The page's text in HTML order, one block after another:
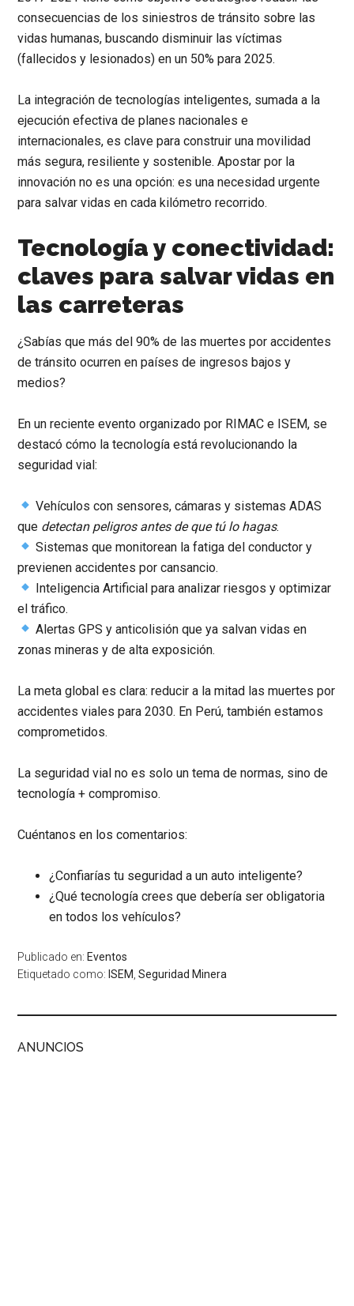
consecuencias de los siniestros de tránsito sobre las
vidas humanas, buscando disminuir las víctimas
(fallecidos y lesionados) en un 50% para 2025.
La integración de tecnologías inteligentes, sumada a la
ejecución efectiva de planes nacionales e
internacionales, es clave para construir una movilidad
más segura, resiliente y sostenible. Apostar por la
innovación no es una opción: es una necesidad urgente
para salvar vidas en cada kilómetro recorrido.
Tecnología y conectividad:
claves para salvar vidas en
las carreteras
¿Sabías que más del 90% de las muertes por accidentes
de tránsito ocurren en países de ingresos bajos y
medios?
En un reciente evento organizado por RIMAC e ISEM, se
destacó cómo la tecnología está revolucionando la
seguridad vial:
Vehículos con sensores, cámaras y sistemas ADAS
que detectan peligros antes de que tú lo hagas.
Sistemas que monitorean la fatiga del conductor y
previenen accidentes por cansancio.
Inteligencia Artificial para analizar riesgos y optimizar
el tráfico.
Alertas GPS y anticolisión que ya salvan vidas en
zonas mineras y de alta exposición.
La meta global es clara: reducir a la mitad las muertes por
accidentes viales para 2030. En Perú, también estamos
comprometidos.
La seguridad vial no es solo un tema de normas, sino de
tecnología + compromiso.
Cuéntanos en los comentarios:
¿Confiarías tu seguridad a un auto inteligente?
¿Qué tecnología crees que debería ser obligatoria
en todos los vehículos?
Publicado en: Eventos
Etiquetado como: ISEM ,Seguridad Minera
ANUNCIOS